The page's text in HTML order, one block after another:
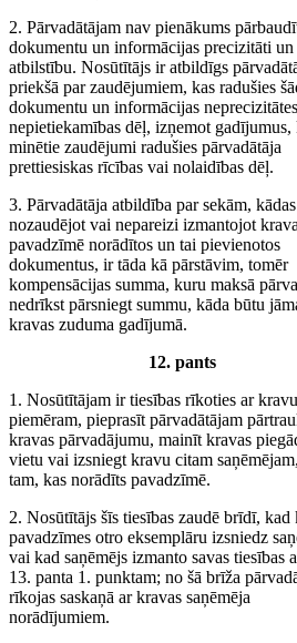
2. Pārvadātājam nav pienākums
dokumentu un informācijas precizitāti un
atbilstību. Nosūtītājs ir atbildīgs
priekšā par zaudējumiem, kas radušies
dokumentu un informācijas
nepietiekamības dēļ, izņemot gadījumus,
minētie zaudējumi radušies pārvadātāja
prettiesiskas rīcības vai nolaidības dēļ.
3. Pārvadātāja atbildība par sekām,
nozaudējot vai nepareizi izmantojot
pavadzīmē norādītos un tai pievienotos
dokumentus, ir tāda kā pārstāvim, tomēr
kompensācijas summa, kuru maksā
nedrīkst pārsniegt summu, kāda būtu
kravas zuduma gadījumā.
12. pants
1. Nosūtītājam ir tiesības rīkoties ar
piemēram, pieprasīt pārvadātājam
kravas pārvadājumu, mainīt kravas
vietu vai izsniegt kravu citam
tam, kas norādīts pavadzīmē.
2. Nosūtītājs šīs tiesības zaudē brīdī, kad
pavadzīmes otro eksemplāru izsniedz
vai kad saņēmējs izmanto savas tiesības
13. panta 1. punktam; no šā brīža
rīkojas saskaņā ar kravas saņēmēja
norādījumiem.